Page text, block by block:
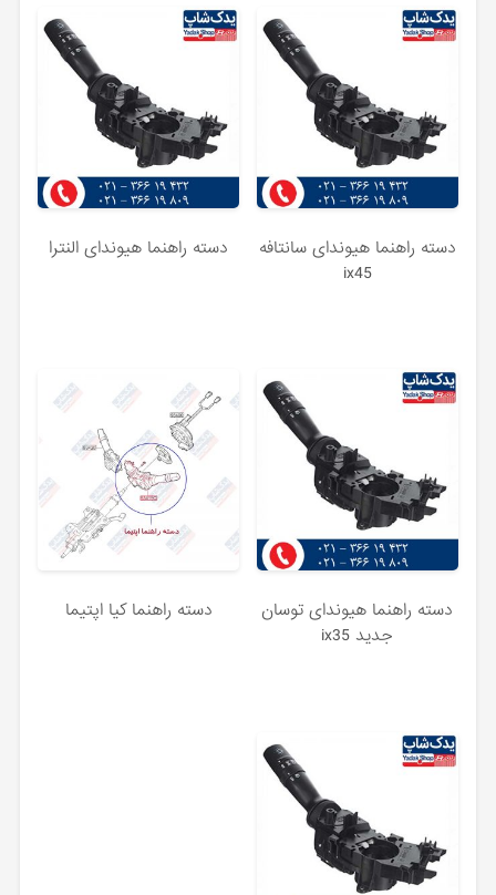
دسته راهنما هیوندای سانتافه
ix45
دسته راهنما هیوندای النترا
دسته راهنما هیوندای توسان
جدید ix35
دسته راهنما کیا اپتیما